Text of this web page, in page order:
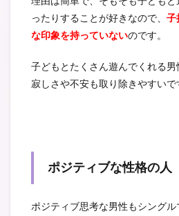
ったりすることが好きなので、 子
な印象を持っていないのです。
子どもとたくさん遊んでくれる
寂しさや不安も取り除きやすいで
ポジティブな性格の人
ポジティブ思考な男性もシング